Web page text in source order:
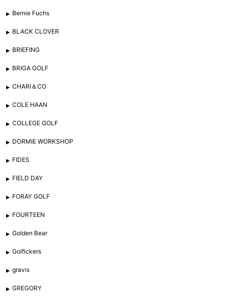
Bernie Fuchs
BLACK CLOVER
BRIEFING
BRIGA GOLF
CHARI＆CO
COLE HAAN
COLLEGE GOLF
DORMIE WORKSHOP
FIDES
FIELD DAY
FORAY GOLF
FOURTEEN
Golden Bear
Golfickers
gravis
GREGORY